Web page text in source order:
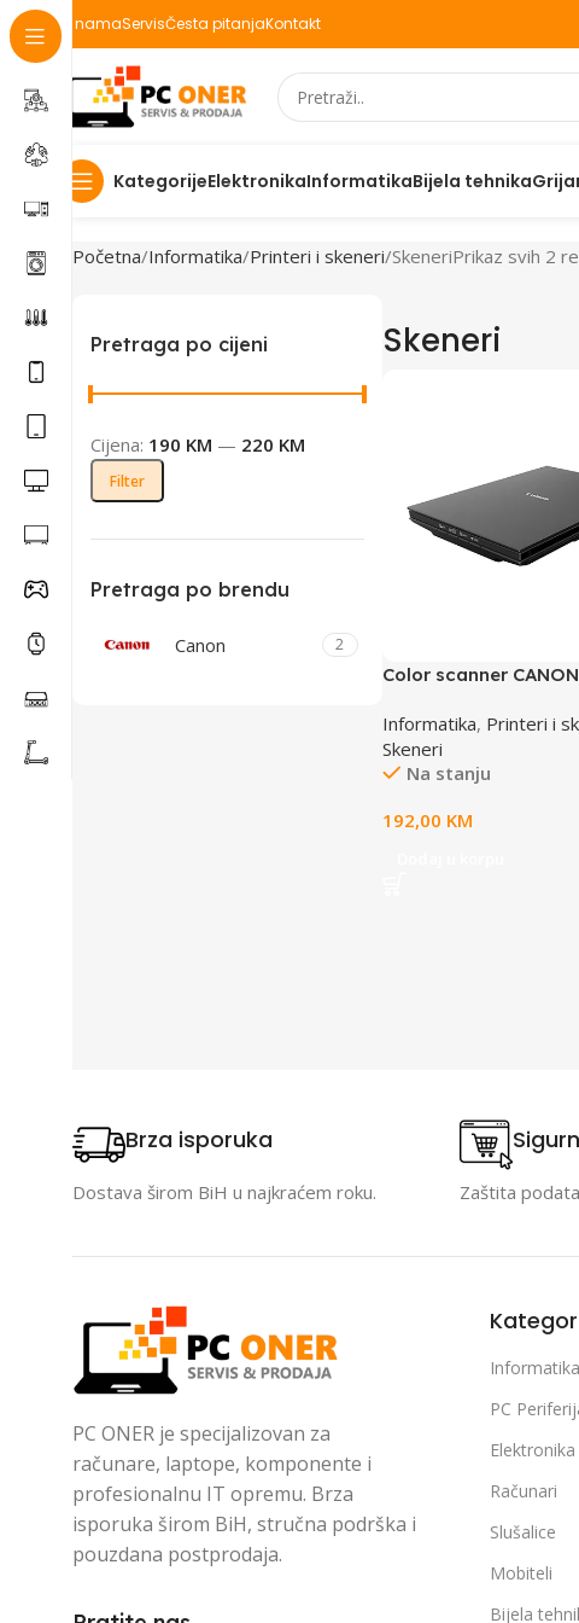
O namaServisČesta pitanjaKontakt
KategorijeElektronikaInformatikaBijela tehnika
Početna Informatika Printeri i skeneri SkeneriPrikaz svih 2
Pretraga po cijeni
Filter
Cijena: 190 KM — 220 KM
Pretraga po brendu
Canon 2
Skeneri
Color scanner
Informatika, Printeri i
Skeneri
Na stanju
192,00 KM
Brza isporuka
Dostava širom BiH u najkraćem roku. Zaštita
PC ONER je specijalizovan za
računare, laptope, komponente i
profesionalnu IT opremu. Brza
isporuka širom BiH, stručna podrška i
pouzdana postprodaja.
Informatika
PC
Elektronika
Računari
Slušalice
Mobiteli
Bijela